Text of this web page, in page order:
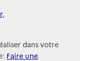
,
dans votre
Faire une